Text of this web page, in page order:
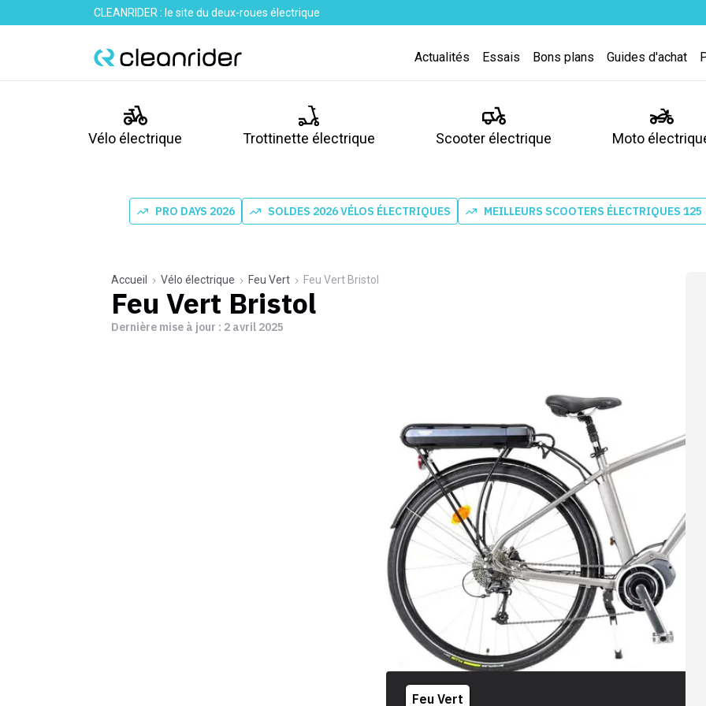
CLEANRIDER : le site du deux-roues électrique
Actualités Essais Bons plans Guides d'achat
Vélo électrique Trottinette électrique Scooter électrique Moto
PRO DAYS 2026 SOLDES 2026 VÉLOS ÉLECTRIQUES MEILLEURS SCOOTERS ÉLECTRIQUES 125
Accueil Vélo électrique Feu Vert Feu Vert Bristol
Feu Vert Bristol
Dernière mise à jour : 2 avril 2025
Feu Vert